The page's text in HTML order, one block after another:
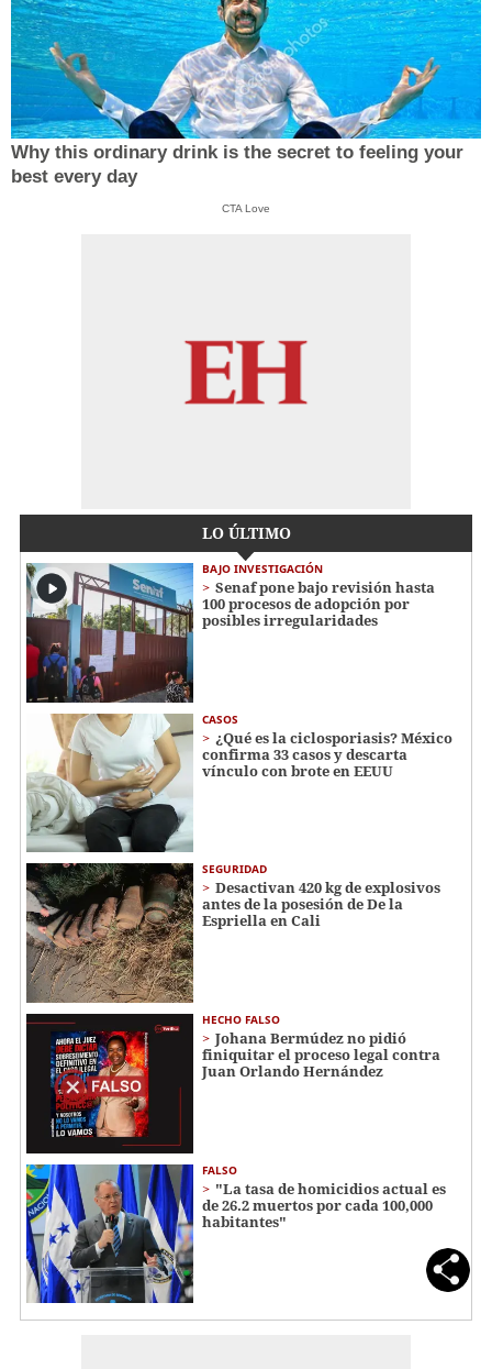
Why this ordinary drink is the secret to feeling your
best every day
CTA Love
LO ÚLTIMO
BAJO INVESTIGACIÓN
Senaf pone bajo revisión hasta
100 procesos de adopción por
posibles irregularidades
CASOS
¿Qué es la ciclosporiasis? México
confirma 33 casos y descarta
vínculo con brote en EEUU
SEGURIDAD
Desactivan 420 kg de explosivos
antes de la posesión de De la
Espriella en Cali
HECHO FALSO
Johana Bermúdez no pidió
finiquitar el proceso legal contra
Juan Orlando Hernández
FALSO
"La tasa de homicidios actual es
de 26.2 muertos por cada 100,000
habitantes"